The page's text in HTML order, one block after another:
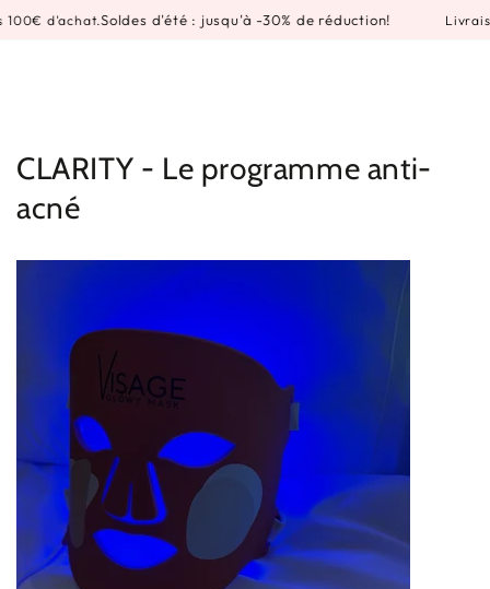
IGNORER LE
CONTENU
d'achat.Soldes d'été : jusqu'à -30% de réduction!
CLARITY - Le programme anti-
acné